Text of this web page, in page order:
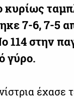
κυρίως
7-6, 7-5
στην
γύρο.